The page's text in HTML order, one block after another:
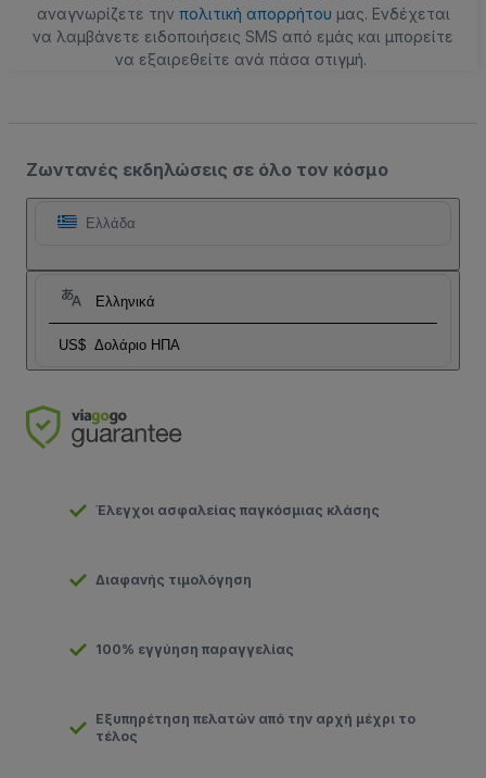
αναγνωρίζετε την πολιτική απορρήτου μας. Ενδέχεται
να λαμβάνετε ειδοποιήσεις SMS από εμάς και μπορείτε
να εξαιρεθείτε ανά πάσα στιγμή.
Ζωντανές εκδηλώσεις σε όλο τον κόσμο
Ελλάδα
Ελληνικά
US$ Δολάριο ΗΠΑ
Έλεγχοι ασφαλείας παγκόσμιας κλάσης
Διαφανής τιμολόγηση
100% εγγύηση παραγγελίας
Εξυπηρέτηση πελατών από την αρχή μέχρι το
τέλος